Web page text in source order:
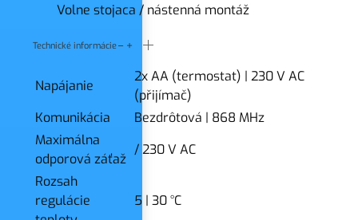
Volne stojaca / nástenná montáž
Technické informácie
Napájanie
2x AA (termostat) | 230 V AC
(přijímač)
Komunikácia
Bezdrôtová | 868 MHz
Maximálna
odporová záťaž
/ 230 V AC
Rozsah
regulácie
5 | 30 °C